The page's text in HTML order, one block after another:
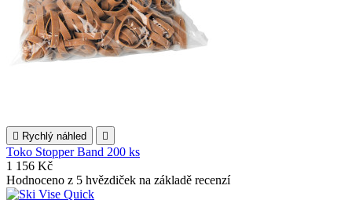
 Rychlý náhled 
Toko Stopper Band 200 ks
1 156 Kč
Hodnoceno z 5 hvězdiček na základě recenzí